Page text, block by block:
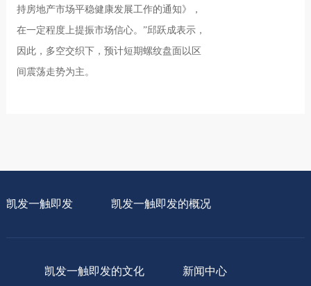
持房地产市场平稳健康发展工作的通知》，
在一定程度上提振市场信心。”邱跃成表示，
因此，多空交织下，预计短期螺纹盘面以区
间震荡走势为主。
凯发一触即发 凯发一触即发的概况
凯发一触即发的文化 新闻中心